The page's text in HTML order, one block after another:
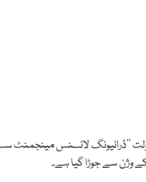
’’ڈرائیونگ لائسنس مینجمنٹ
وژن سے جوڑا گیا ہے۔